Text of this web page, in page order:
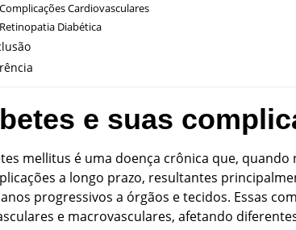
Complicações Cardiovasculares
Retinopatia Diabética
e suas
mellitus é uma doença crônica que,
a longo prazo, resultantes
progressivos a órgãos e tecidos. Essas
e macrovasculares, afetando